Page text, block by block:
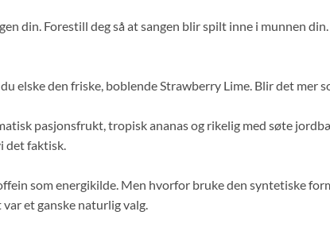
din. Forestill deg så at sangen blir spilt inne i munnen
elske den friske, boblende Strawberry Lime. Blir det mer
pasjonsfrukt, tropisk ananas og rikelig med søte
det faktisk.
som energikilde. Men hvorfor bruke den syntetiske
et ganske naturlig valg.